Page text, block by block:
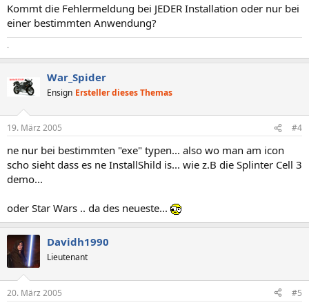
Kommt die Fehlermeldung bei JEDER Installation oder nur bei
einer bestimmten Anwendung?
.
War_Spider
Ensign Ersteller dieses Themas
19. März 2005 #4
ne nur bei bestimmten "exe" typen... also wo man am icon
scho sieht dass es ne InstallShild is... wie z.B die Splinter Cell 3
demo...
oder Star Wars .. da des neueste...
Davidh1990
Lieutenant
20. März 2005 #5